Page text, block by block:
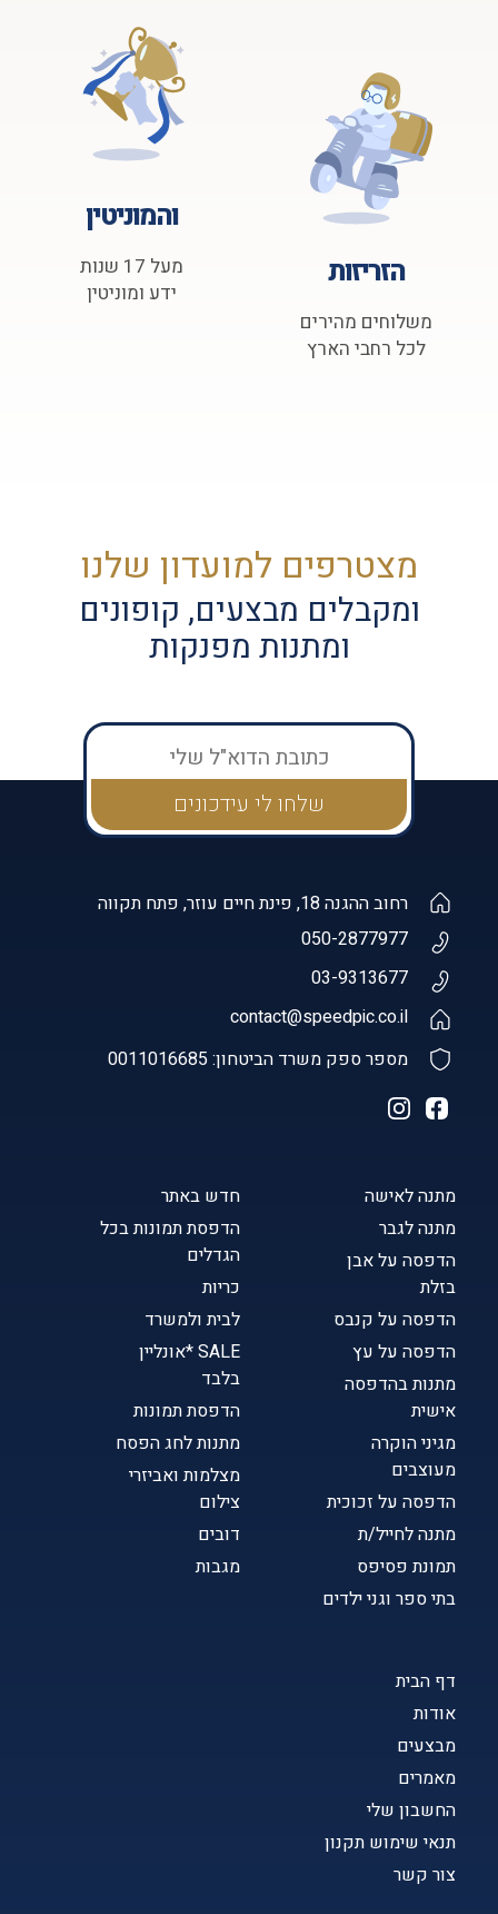
הזריזות
משלוחים מהירים
לכל רחבי הארץ
והמוניטין
מעל 17 שנות
ידע ומוניטין
מצטרפים למועדון שלנו
ומקבלים מבצעים, קופונים
ומתנות מפנקות
דף הבית
אודות
מבצעים
מאמרים
החשבון שלי
תנאי שימוש תקנון
צור קשר
מתנה לאישה
מתנה לגבר
הדפסה על אבן
בזלת
הדפסה על קנבס
הדפסה על עץ
מתנות בהדפסה
אישית
מגיני הוקרה
מעוצבים
הדפסה על זכוכית
מתנה לחייל/ת
תמונת פסיפס
בתי ספר וגני ילדים
חדש באתר
הדפסת תמונות בכל
הגדלים
כריות
לבית ולמשרד
SALE *אונליין
בלבד
הדפסת תמונות
מתנות לחג הפסח
מצלמות ואביזרי
צילום
דובים
מגבות
רחוב ההגנה 18, פינת חיים עוזר, פתח תקווה
050-2877977
03-9313677
contact@speedpic.co.il
מספר ספק משרד הביטחון: 0011016685